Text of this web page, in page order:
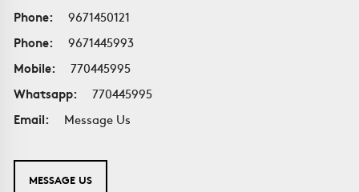
Phone:
9671450121
Phone:
9671445993
Mobile:
770445995
Whatsapp:
770445995
Email:
Message Us
MESSAGE US